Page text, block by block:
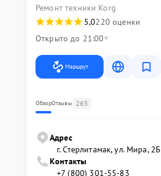
Ремонт техники Korg
5,0220 оценки
Открыто до 21:00
Маршрут
ОбзорОтзывы 265
Адрес
г. Стерлитамак, ул. Мира, 2Б
Контакты
+7 (800) 301-55-83